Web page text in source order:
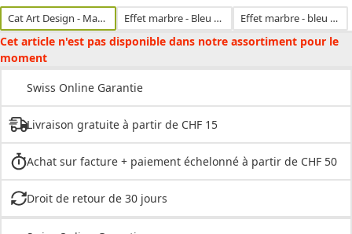
Cat Art Design - Marron / Bleu Effet marbre - Bleu / Violet Effet marbre - bleu / or
Cet article n'est pas disponible dans notre assortiment pour le
moment
Swiss Online Garantie
Livraison gratuite à partir de CHF 15
Achat sur facture + paiement échelonné à partir de CHF 50
Droit de retour de 30 jours